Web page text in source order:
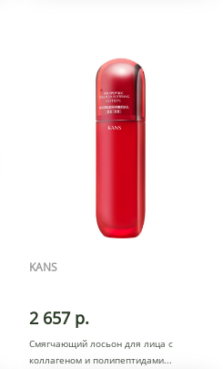
KANS
2 657 р.
Смягчающий лосьон для лица с
коллагеном и полипептидами